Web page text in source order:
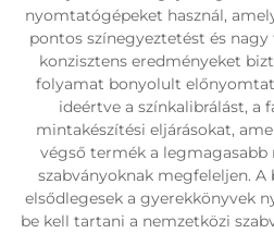
nyomtatógépeket használ,
pontos színegyeztetést és
konzisztens eredményeket
folyamat bonyolult
ideértve a színkalibrálást, a
mintakészítési eljárásokat,
végső termék a
szabványoknak megfeleljen.
elsődlegesek a gyerekkönyvek
be kell tartani a nemzetközi